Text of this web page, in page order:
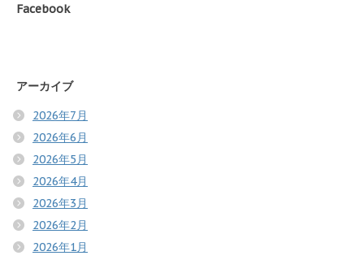
Facebook
アーカイブ
2026年7月
2026年6月
2026年5月
2026年4月
2026年3月
2026年2月
2026年1月